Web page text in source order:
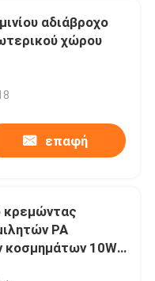
αδιάβροχο
χώρου
επαφή
κρεμώντας
PA
κοσμημάτων 10W